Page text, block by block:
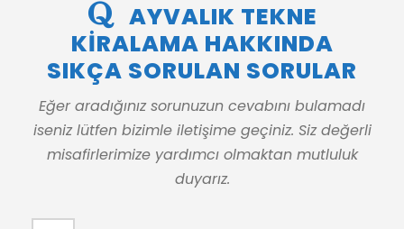
AYVALIK TEKNE
KİRALAMA HAKKINDA
SIKÇA SORULAN SORULAR
Eğer aradığınız sorunuzun cevabını bulamadı
iseniz lütfen bizimle iletişime geçiniz. Siz değerli
misafirlerimize yardımcı olmaktan mutluluk
duyarız.